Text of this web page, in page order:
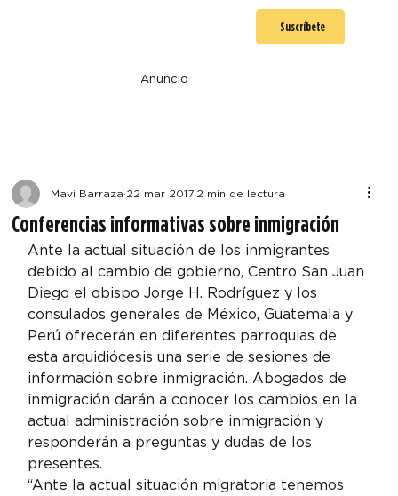
Suscríbete
Anuncio
Conferencias informativas sobre inmigración
Mavi Barraza 22 mar 2017 2 min de lectura
Ante la actual situación de los inmigrantes
debido al cambio de gobierno, Centro San Juan
Diego el obispo Jorge H. Rodríguez y los
consulados generales de México, Guatemala y
Perú ofrecerán en diferentes parroquias de
esta arquidiócesis una serie de sesiones de
información sobre inmigración. Abogados de
inmigración darán a conocer los cambios en la
actual administración sobre inmigración y
responderán a preguntas y dudas de los
presentes.
“Ante la actual situación migratoria tenemos